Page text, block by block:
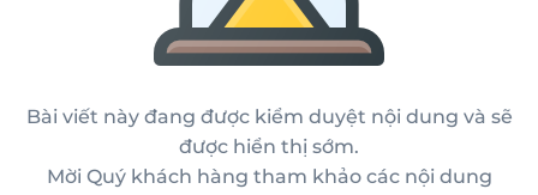
Bài viết này đang được kiểm duyệt nội dung và sẽ
được hiển thị sớm.
Mời Quý khách hàng tham khảo các nội dung